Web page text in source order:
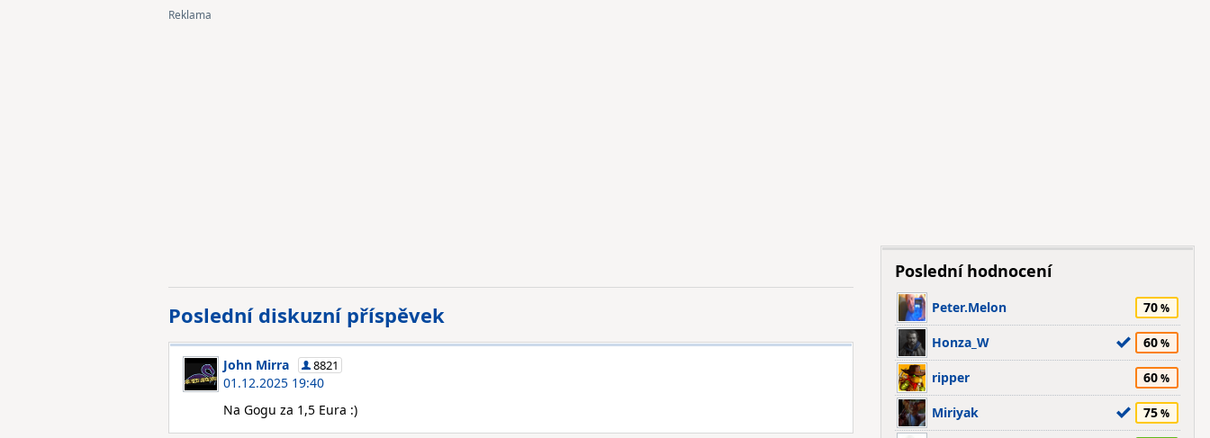
Poslední diskuzní příspěvek
John Mirra 8821
01.12.2025 19:40
Na Gogu za 1,5 Eura :)
Poslední hodnocení
Peter.Melon 70
Honza_W 60
ripper 60
Miriyak 75